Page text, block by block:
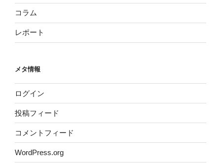
コラム
レポート
メタ情報
ログイン
投稿フィード
コメントフィード
WordPress.org